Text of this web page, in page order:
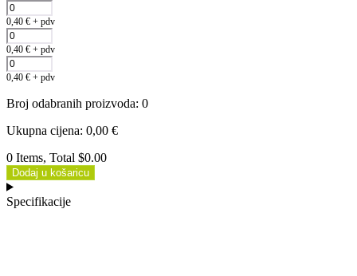
0,40 € + pdv
0,40 € + pdv
0,40 € + pdv
Broj odabranih proizvoda: 0
Ukupna cijena: 0,00 €
0 Items, Total $0.00
Dodaj u košaricu
Specifikacije